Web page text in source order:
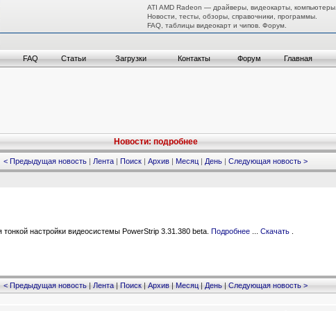
ATI AMD Radeon — драйверы, видеокарты, компьютеры.
Новости, тесты, обзоры, справочники, программы.
FAQ, таблицы видеокарт и чипов. Форум.
FAQ Статьи Загрузки Контакты Форум Главная
Новости: подробнее
< Предыдущая новость | Лента | Поиск | Архив | Месяц | День | Следующая новость >
настройки видеосистемы PowerStrip 3.31.380 beta. Подробнее ... Скачать .
< Предыдущая новость Лента| Поиск Архив Месяц День Следующая новость >